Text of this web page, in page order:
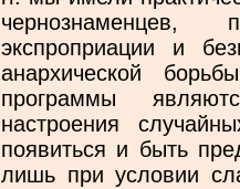
чернознаменцев,
экспроприации и
анархической
програм­мы
настроения
появиться и быть
лишь при условии